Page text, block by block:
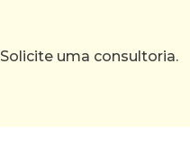
uma consultoria.